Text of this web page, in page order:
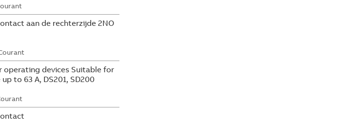
aan de rechterzijde 2NO
devices Suitable for
to 63 A, DS201, SD200